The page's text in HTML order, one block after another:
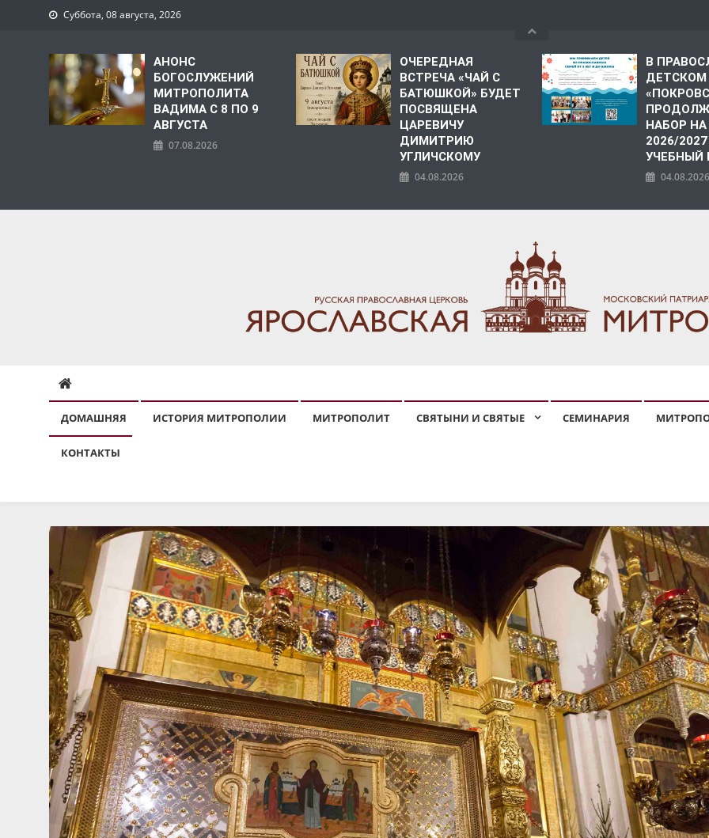
Суббота, 08 августа, 2026
АНОНС
БОГОСЛУЖЕНИЙ
МИТРОПОЛИТА
ВАДИМА С 8 ПО 9
АВГУСТА
07.08.2026
ОЧЕРЕДНАЯ
ВСТРЕЧА «ЧАЙ С
БАТЮШКОЙ» БУДЕТ
ПОСВЯЩЕНА
ЦАРЕВИЧУ
ДИМИТРИЮ
УГЛИЧСКОМУ
04.08.2026
В
ДЕТСКОМ
НАБОР
2026/2027
УЧЕБНЫЙ
ДОМАШНЯЯ ИСТОРИЯ МИТРОПОЛИИ МИТРОПОЛИТ СВЯТЫНИ И СВЯТЫЕ СЕМИНАРИЯ
КОНТАКТЫ